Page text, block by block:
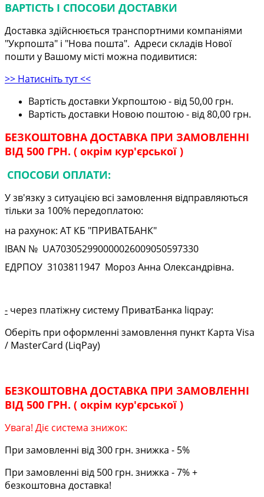
ВАРТІСТЬ І СПОСОБИ ДОСТАВКИ
Доставка здійснюється транспортними компаніями
"Укрпошта" і "Нова пошта". Адреси складів Нової
пошти у Вашому місті можна подивитися:
>> Натисніть тут <<
Вартість доставки Укрпоштою - від 50,00 грн.
Вартість доставки Новою поштою - від 80,00 грн.
БЕЗКОШТОВНА ДОСТАВКА ПРИ ЗАМОВЛЕННІ
ВІД 500 ГРН. ( окрім кур'єрської )
СПОСОБИ ОПЛАТИ:
У зв'язку з ситуацією всі замовлення відправляються
тільки за 100% передоплатою:
на рахунок: АТ КБ "ПРИВАТБАНК"
IBAN № UA703052990000026009050597330
ЕДРПОУ 3103811947 Мороз Анна Олександрівна.
- через платіжну систему ПриватБанка liqpay:
Оберіть при оформленні замовлення пункт Карта Visa
/ MasterCard (LiqPay)
БЕЗКОШТОВНА ДОСТАВКА ПРИ ЗАМОВЛЕННІ
ВІД 500 ГРН. ( окрім кур'єрської )
Увага! Діє система знижок:
При замовленні від 300 грн. знижка - 5%
При замовленні від 500 грн. знижка - 7% +
безкоштовна доставка!